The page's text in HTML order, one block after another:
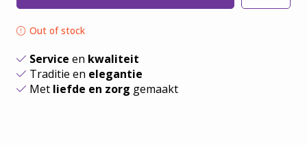
Out of stock
Service en kwaliteit
Traditie en elegantie
Met liefde en zorg gemaakt